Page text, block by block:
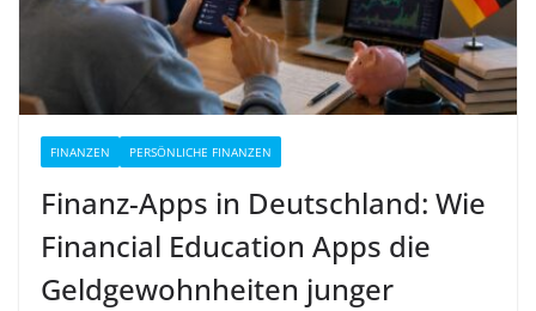
FINANZEN PERSÖNLICHE FINANZEN
Finanz-Apps in Deutschland: Wie
Financial Education Apps die
Geldgewohnheiten junger